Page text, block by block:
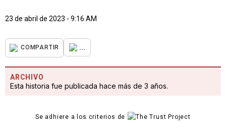
23 de abril de 2023 - 9:16 AM
COMPARTIR ...
ARCHIVO
Esta historia fue publicada hace más de 3 años.
Se adhiere a los criterios de